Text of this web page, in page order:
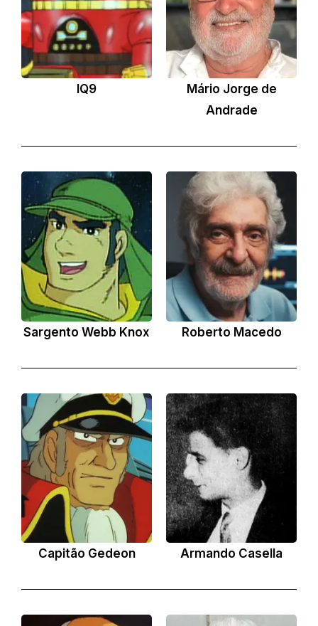
IQ9
Mário Jorge de
Andrade
Sargento Webb Knox Roberto Macedo
Capitão Gedeon Armando Casella